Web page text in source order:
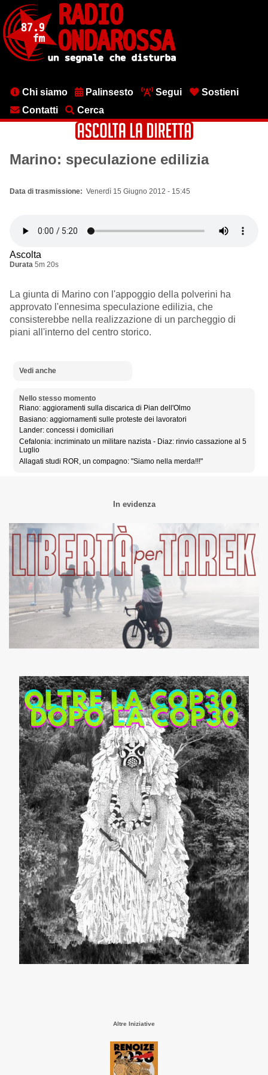
contenuto
principale
MenuChi siamo Palinsesto Segui
Sostieni
Contatti
Cerca
Marino: speculazione edilizia
Data di trasmissione Venerdì 15 Giugno 2012 - 15:45
Ascolta
Durata 5m 20s
La giunta di Marino con l'appoggio della polverini ha
approvato l'ennesima speculazione edilizia, che
consisterebbe nella realizzazione di un parcheggio di
piani all'interno del centro storico.
Vedi anche
Nello stesso momento
Riano: aggioramenti sulla discarica di Pian dell'Olmo
Basiano: aggiornamenti sulle proteste dei lavoratori
Lander: concessi i domiciliari
Cefalonia: incriminato un militare nazista - Diaz: rinvio cassazione al 5
Luglio
Allagati studi ROR, un compagno: "Siamo nella merda!!!"
In evidenza
Altre Iniziative